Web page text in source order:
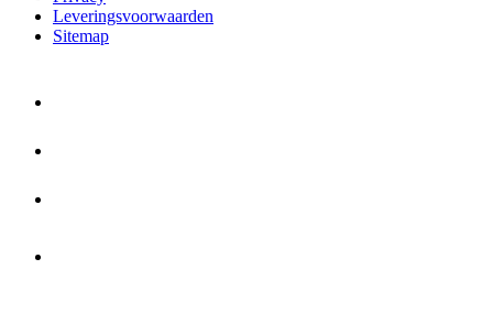
Leveringsvoorwaarden
Sitemap